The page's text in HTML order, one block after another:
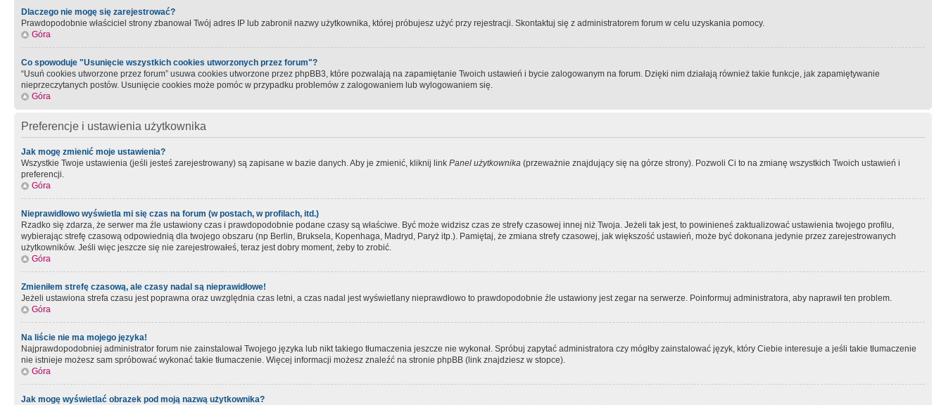
Dlaczego nie mogę się zarejestrować?
Prawdopodobnie właściciel strony zbanował Twój adres IP lub zabronił nazwy użytkownika, której próbujesz użyć przy rejestracji. Skontaktuj się z administratorem forum w celu uzyskania pomocy.
Góra
Co spowoduje "Usunięcie wszystkich cookies utworzonych przez forum"?
“Usuń cookies utworzone przez forum” usuwa cookies utworzone przez phpBB3, które pozwalają na zapamiętanie Twoich ustawień i bycie zalogowanym na forum. Dzięki nim działają również takie funkcje, jak zapamiętywanie
nieprzeczytanych postów. Usunięcie cookies może pomóc w przypadku problemów z zalogowaniem lub wylogowaniem się.
Góra
Preferencje i ustawienia użytkownika
Jak mogę zmienić moje ustawienia?
Wszystkie Twoje ustawienia (jeśli jesteś zarejestrowany) są zapisane w bazie danych. Aby je zmienić, kliknij link Panel użytkownika (przeważnie znajdujący się na górze strony). Pozwoli Ci to na zmianę wszystkich Twoich ustawień i
preferencji.
Góra
Nieprawidłowo wyświetla mi się czas na forum (w postach, w profilach, itd.)
Rzadko się zdarza, że serwer ma źle ustawiony czas i prawdopodobnie podane czasy są właściwe. Być może widzisz czas ze strefy czasowej innej niż Twoja. Jeżeli tak jest, to powinieneś zaktualizować ustawienia twojego profilu,
wybierając strefę czasową odpowiednią dla twojego obszaru (np Berlin, Bruksela, Kopenhaga, Madryd, Paryż itp.). Pamiętaj, że zmiana strefy czasowej, jak większość ustawień, może być dokonana jedynie przez zarejestrowanych
użytkowników. Jeśli więc jeszcze się nie zarejestrowałeś, teraz jest dobry moment, żeby to zrobić.
Góra
Zmieniłem strefę czasową, ale czasy nadal są nieprawidłowe!
Jeżeli ustawiona strefa czasu jest poprawna oraz uwzględnia czas letni, a czas nadal jest wyświetlany nieprawdłowo to prawdopodobnie źle ustawiony jest zegar na serwerze. Poinformuj administratora, aby naprawił ten problem.
Góra
Na liście nie ma mojego języka!
Najprawdopodobniej administrator forum nie zainstalował Twojego języka lub nikt takiego tłumaczenia jeszcze nie wykonał. Spróbuj zapytać administratora czy mógłby zainstalować język, który Ciebie interesuje a jeśli takie tłumaczenie
nie istnieje możesz sam spróbować wykonać takie tłumaczenie. Więcej informacji możesz znaleźć na stronie phpBB (link znajdziesz w stopce).
Góra
Jak mogę wyświetlać obrazek pod moją nazwą użytkownika?